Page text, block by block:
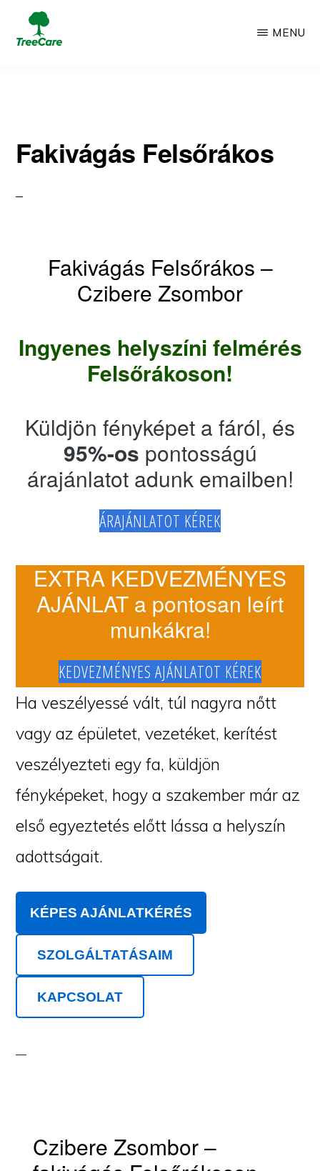
Skip
WordPress
oldal
MENU
Fakivágás Felsőrákos
Fakivágás Felsőrákos –
Czibere Zsombor
Ingyenes helyszíni felmérés
Felsőrákoson!
Küldjön fényképet a fáról, és
95%-os pontosságú
árajánlatot adunk emailben!
ÁRAJÁNLATOT KÉREK
EXTRA KEDVEZMÉNYES
AJÁNLAT a pontosan leírt
munkákra!
KEDVEZMÉNYES AJÁNLATOT KÉREK
Ha veszélyessé vált, túl nagyra nőtt
vagy az épületet, vezetéket, kerítést
veszélyezteti egy fa, küldjön
fényképeket, hogy a szakember már az
első egyeztetés előtt lássa a helyszín
adottságait.
KÉPES AJÁNLATKÉRÉS
SZOLGÁLTATÁSAIM
KAPCSOLAT
Czibere Zsombor –